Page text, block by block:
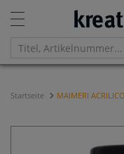
Startseite MAIMERI